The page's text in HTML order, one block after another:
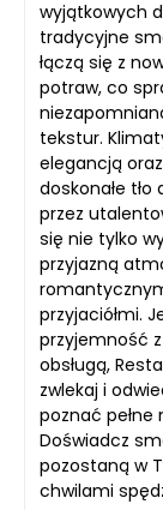
wyjątkowych
tradycyjne
łączą się z
potraw, co
tekstur.
elegancją
doskonałe
przez
się nie tylko
przyjazną
przyjaciółmi.
przyjemność
obsługą,
zwlekaj i
poznać pełne
Doświadcz
pozostaną w
chwilami